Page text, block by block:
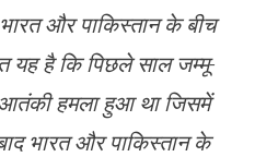
और पाकिस्तान के बीच
यह है कि पिछले साल जम्मू-
हमला हुआ था जिसमें
भारत और पाकिस्तान के